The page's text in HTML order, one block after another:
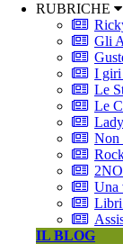
RUBRICHE
Gli
I giri
Le
Le
Non
Una
Libri
IL BLOG